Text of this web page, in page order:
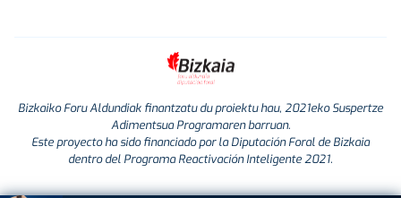
Bizkaiko Foru Aldundiak finantzatu du proiektu hau, 2021eko Suspertze
Adimentsua Programaren barruan.
Este proyecto ha sido financiado por la Diputación Foral de Bizkaia
dentro del Programa Reactivación Inteligente 2021.